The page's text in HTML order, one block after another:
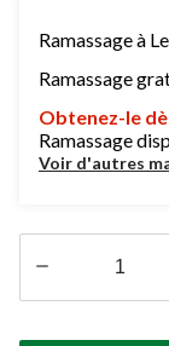
Ramassage à
Ramassage
Obtenez-le
Ramassage
Voir d'autres